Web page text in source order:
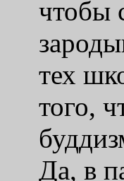
чтобы
тех
того,
Да, в